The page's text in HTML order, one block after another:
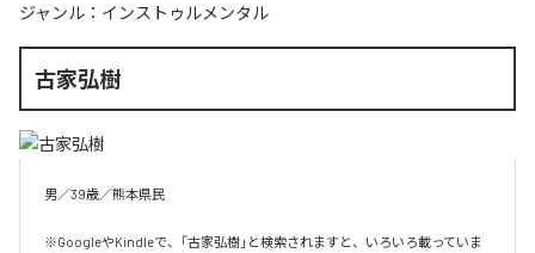
ジャンル： インストゥルメンタル
古家弘樹
男／39歳／熊本県民
※GoogleやKindleで、「古家弘樹」と検索されますと、いろいろ載っていま